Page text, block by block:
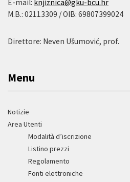
E-mail: knjiznica@gku-bcu.hr
M.B.: 02113309 / OIB: 69807399024
Direttore: Neven Ušumović, prof.
Menu
Notizie
Area Utenti
Modalità d’iscrizione
Listino prezzi
Regolamento
Fonti elettroniche